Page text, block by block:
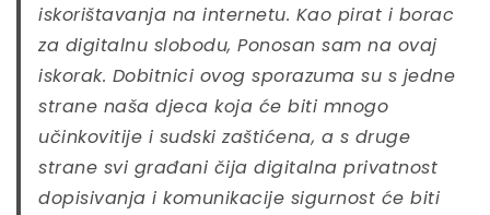
iskorištavanja na internetu. Kao pirat i borac
za digitalnu slobodu, Ponosan sam na ovaj
iskorak. Dobitnici ovog sporazuma su s jedne
strane naša djeca koja će biti mnogo
učinkovitije i sudski zaštićena, a s druge
strane svi građani čija digitalna privatnost
dopisivanja i komunikacije sigurnost će biti